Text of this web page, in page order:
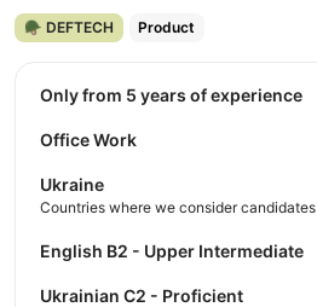
🪖 DEFTECH Product
Only from 5 years of experience
Office Work
Ukraine
Countries where we consider candidates
English B2 - Upper Intermediate
Ukrainian C2 - Proficient